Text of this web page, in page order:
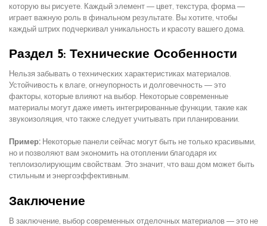
которую вы рисуете. Каждый элемент — цвет, текстура, форма —
играет важную роль в финальном результате. Вы хотите, чтобы
каждый штрих подчеркивал уникальность и красоту вашего дома.
Раздел 5: Технические Особенности
Нельзя забывать о технических характеристиках материалов.
Устойчивость к влаге, огнеупорность и долговечность — это
факторы, которые влияют на выбор. Некоторые современные
материалы могут даже иметь интегрированные функции, такие как
звукоизоляция, что также следует учитывать при планировании.
Пример: Некоторые панели сейчас могут быть не только красивыми,
но и позволяют вам экономить на отоплении благодаря их
теплоизолирующим свойствам. Это значит, что ваш дом может быть
стильным и энергоэффективным.
Заключение
В заключение, выбор современных отделочных материалов — это не